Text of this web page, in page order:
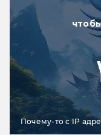
Почему-то с IP